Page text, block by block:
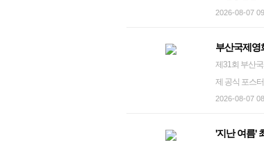
분석 등 추가
대한 구속 전
kez@yna.co.kr
관람했다. 지
천여 명(매출
이션 '미니언
'스파이더맨:
여 명), '스파이더맨:
미안하다"며 "
하다"며 "저도
영은 2018년
굴을 알렸다.
2026-08-07
부산국제
제31회 부산국제영화제 공식 포스터 부
제 공식 포스
모습을 담았
영화를 기다리
2026-08-07
'지난 여름'